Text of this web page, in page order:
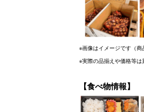
※画像はイメージです（商
※実際の品揃えや価格等は
【食べ物情報】